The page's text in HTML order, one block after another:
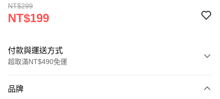
NT$299
NT$199
付款與運送方式
超取滿NT$490免運
信用卡一次付款
品牌